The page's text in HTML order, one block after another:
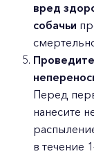
вред
собачьи
Перед
нанесите
в течение